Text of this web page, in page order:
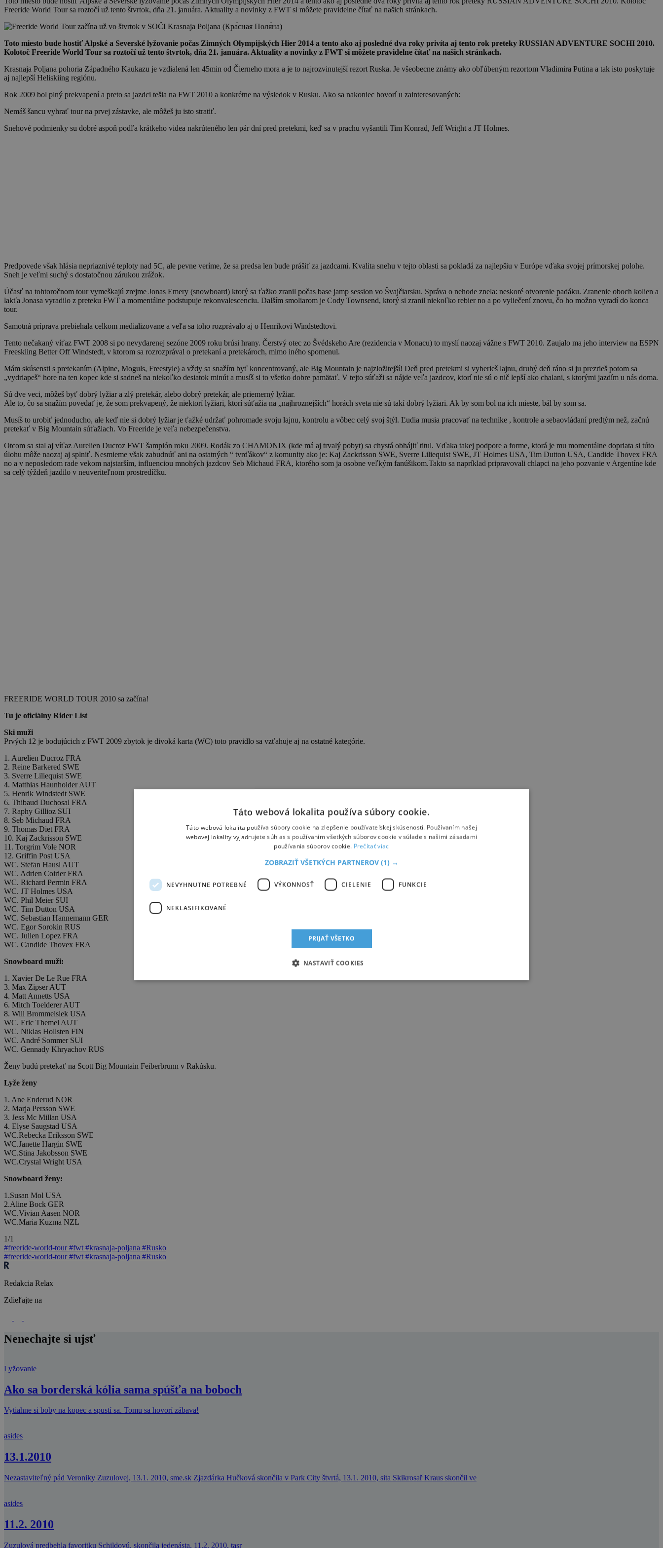
Freeride World Tour sa roztočí už tento štvrtok, dňa 21. januára. Aktuality a novinky z FWT si môžete pravidelne čítať na našich stránkach.
Toto miesto bude hostiť Alpské a Severské lyžovanie počas Zimných Olympijských Hier 2014 a tento ako aj posledné dva roky privíta aj tento rok preteky RUSSIAN ADVENTURE SOCHI 2010.
Kolotoč Freeride World Tour sa roztočí už tento štvrtok, dňa 21. januára. Aktuality a novinky z FWT si môžete pravidelne čítať na našich stránkach.
Krasnaja Poljana pohoria Západného Kaukazu je vzdialená len 45min od Čierneho mora a je to najrozvinutejší rezort Ruska. Je všeobecne známy ako obľúbeným rezortom Vladimira Putina a tak isto poskytuje
aj najlepší Heliskiing regiónu.
Rok 2009 bol plný prekvapení a preto sa jazdci tešia na FWT 2010 a konkrétne na výsledok v Rusku. Ako sa nakoniec hovorí u zainteresovaných:
Nemáš šancu vyhrať tour na prvej zástavke, ale môžeš ju isto stratiť.
Snehové podmienky su dobré aspoň podľa krátkeho videa nakrúteného len pár dní pred pretekmi, keď sa v prachu vyšantili Tim Konrad, Jeff Wright a JT Holmes.
Predpovede však hlásia nepriaznivé teploty nad 5C, ale pevne veríme, že sa predsa len bude prášiť za jazdcami. Kvalita snehu v tejto oblasti sa pokladá za najlepšiu v Európe vďaka svojej prímorskej polohe.
Sneh je veľmi suchý s dostatočnou zárukou zrážok.
Účasť na tohtoročnom tour vymeškajú zrejme Jonas Emery (snowboard) ktorý sa ťažko zranil počas base jamp session vo Švajčiarsku. Správa o nehode znela: neskoré otvorenie padáku. Zranenie oboch kolien a
lakťa Jonasa vyradilo z preteku FWT a momentálne podstupuje rekonvalescenciu. Dalším smoliarom je Cody Townsend, ktorý si zranil niekoľko rebier no a po vyliečení znovu, čo ho možno vyradí do konca
tour.
Samotná príprava prebiehala celkom medializovane a veľa sa toho rozprávalo aj o Henrikovi Windstedtovi.
Tento nečakaný víťaz FWT 2008 si po nevydarenej sezóne 2009 roku brúsi hrany. Čerstvý otec zo Švédskeho Are (rezidencia v Monacu) to myslí naozaj vážne s FWT 2010. Zaujalo ma jeho interview na ESPN
Freeskiing Better Off Windstedt, v ktorom sa rozrozprával o pretekaní a pretekároch, mimo iného spomenul.
Mám skúsensti s pretekaním (Alpine, Moguls, Freestyle) a vždy sa snažím byť koncentrovaný, ale Big Mountain je najzložitejší! Deň pred pretekmi si vyberieš lajnu, druhý deň ráno si ju prezrieš potom sa
„vydriapeš“ hore na ten kopec kde si sadneš na niekoľko desiatok minút a musíš si to všetko dobre pamätať. V tejto súťaži sa nájde veľa jazdcov, ktorí nie sú o nič lepší ako chalani, s ktorými jazdím u nás doma.
Sú dve veci, môžeš byť dobrý lyžiar a zlý pretekár, alebo dobrý pretekár, ale priemerný lyžiar.
Ale to, čo sa snažím povedať je, že som prekvapený, že niektorí lyžiari, ktorí súťažia na „najhroznejších“ horách sveta nie sú takí dobrý lyžiari. Ak by som bol na ich mieste, bál by som sa.
Musíš to urobiť jednoducho, ale keď nie si dobrý lyžiar je ťažké udržať pohromade svoju lajnu, kontrolu a vôbec celý svoj štýl. Ľudia musia pracovať na technike , kontrole a sebaovládaní predtým než, začnú
pretekať v Big Mountain súťažiach. Vo Freeride je veľa nebezpečenstva.
Otcom sa stal aj víťaz Aurelien Ducroz FWT šampión roku 2009. Rodák zo CHAMONIX (kde má aj trvalý pobyt) sa chystá obhájiť titul. Vďaka takej podpore a forme, ktorá je mu momentálne dopriata si túto
úlohu môže naozaj aj splniť. Nesmieme však zabudnúť ani na ostatných “ tvrďákov“ z komunity ako je: Kaj Zackrisson SWE, Sverre Liliequist SWE, JT Holmes USA, Tim Dutton USA, Candide Thovex FRA
no a v neposledom rade vekom najstarším, influenciou mnohých jazdcov Seb Michaud FRA, ktorého som ja osobne veľkým fanúšikom.Takto sa napríklad pripravovali chlapci na jeho pozvanie v Argentíne kde
sa celý týždeň jazdilo v neuveriteľnom prostredíčku.
FREERIDE WORLD TOUR 2010 sa začína!
Tu je oficiálny Rider List
Ski muži
Prvých 12 je bodujúcich z FWT 2009 zbytok je divoká karta (WC) toto pravidlo sa vzťahuje aj na ostatné kategórie.
1. Aurelien Ducroz FRA
2. Reine Barkered SWE
3. Sverre Liliequist SWE
4. Matthias Haunholder AUT
5. Henrik Windstedt SWE
6. Thibaud Duchosal FRA
7. Raphy Gillioz SUI
8. Seb Michaud FRA
9. Thomas Diet FRA
10. Kaj Zackrisson SWE
11. Torgrim Vole NOR
12. Griffin Post USA
WC. Stefan Hausl AUT
WC. Adrien Coirier FRA
WC. Richard Permin FRA
WC. JT Holmes USA
WC. Phil Meier SUI
WC. Tim Dutton USA
WC. Sebastian Hannemann GER
WC. Egor Sorokin RUS
WC. Julien Lopez FRA
WC. Candide Thovex FRA
Snowboard muži:
1. Xavier De Le Rue FRA
3. Max Zipser AUT
4. Matt Annetts USA
6. Mitch Toelderer AUT
8. Will Brommelsiek USA
WC. Eric Themel AUT
WC. Niklas Hollsten FIN
WC. André Sommer SUI
WC. Gennady Khryachov RUS
Ženy budú pretekať na Scott Big Mountain Feiberbrunn v Rakúsku.
Lyže ženy
1. Ane Enderud NOR
2. Marja Persson SWE
3. Jess Mc Millan USA
4. Elyse Saugstad USA
WC.Rebecka Eriksson SWE
WC.Janette Hargin SWE
WC.Stina Jakobsson SWE
WC.Crystal Wright USA
Snowboard ženy:
1.Susan Mol USA
2.Aline Bock GER
WC.Vivian Aasen NOR
WC.Maria Kuzma NZL
1/1
#freeride-world-tour#fwt #krasnaja-poljana #Rusko
#freeride-world-tour#fwt #krasnaja-poljana #Rusko
Redakcia Relax
Zdieľajte na
Nenechajte si ujsť
Lyžovanie
Ako sa borderská kólia sama spúšťa na boboch
Vytiahne si boby na kopec a spustí sa. Tomu sa hovorí zábava!
asides
13.1.2010
Nezastaviteľný pád Veroniky Zuzulovej, 13.1. 2010, sme.sk Zjazdárka Hučková skončila v Park City štvrtá, 13.1. 2010, sita Skikrosař Kraus skončil ve
asides
11.2. 2010
Zuzulová predbehla favoritku Schildovú, skončila jedenásta, 11.2. 2010, tasr
Táto webová lokalita používa súbory cookie.
Táto webová lokalita používa súbory cookie na zlepšenie používateľskej skúsenosti. Používaním našej
webovej lokality vyjadrujete súhlas s používaním všetkých súborov cookie v súlade s našimi zásadami
používania súborov cookie. Prečítať viac
ZOBRAZIŤ VŠETKÝCH PARTNEROV (1) →
NEVYHNUTNE POTREBNÉ VÝKONNOSŤ CIELENIE FUNKCIE
NEKLASIFIKOVANÉ
PRIJAŤ VŠETKO
NASTAVIŤ COOKIES